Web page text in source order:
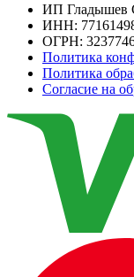
ИП Гладышев
ИНН:
ОГРН:
Политика
Политика
Согласие на